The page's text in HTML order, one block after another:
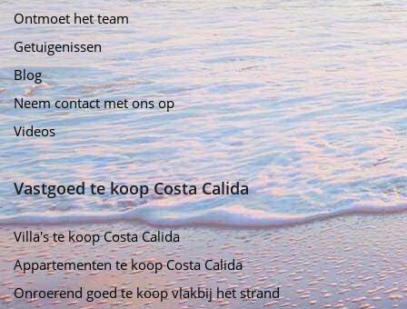
Ontmoet het team
Getuigenissen
Blog
Neem contact met ons op
Videos
Vastgoed te koop Costa Calida
Villa's te koop Costa Calida
Appartementen te koop Costa Calida
Onroerend goed te koop vlakbij het strand